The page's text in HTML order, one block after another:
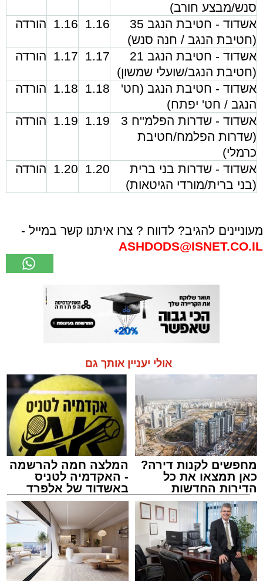
סנש/מבצע חורב)
אשדוד - חטיבת הנגב 35
(חטיבת הנגב / חנה סנש)
1.16
1.16 הורדה
אשדוד - חטיבת הנגב 21
(חטיבת הנגב/שועלי שמשון)
1.17
1.17 הורדה
אשדוד - חטיבת הנגב (חט'
הנגב / חט' יפתח)
1.18
1.18 הורדה
אשדוד - שדרות הפלמ''ח 3
(שדרות הפלמח/חטיבת
כרמלי)
1.19
1.19 הורדה
אשדוד - שדרות בני ברית
(בני ברית/מורדי הגיטאות)
1.20
1.20 הורדה
מעוניינים להגיב? לדווח ? צרו איתנו קשר במייל -
ASHDODS@ISNET.CO.IL
אולי יעניין אותך גם
מחפשים לקנות דירה?
כאן תמצאו את כל
הדירות החדשות
למכירה באשדוד >>>
המלצה חמה להרשמה
- האקדמיה לטניס
באשדוד של אלפרד
קריאולנסקי - לילדים